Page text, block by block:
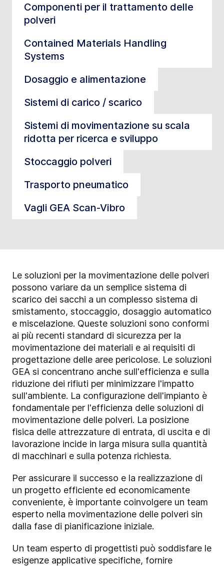
Componenti per il trattamento delle
polveri
Contained Materials Handling
Systems
Dosaggio e alimentazione
Sistemi di carico / scarico
Sistemi di movimentazione su scala
ridotta per ricerca e sviluppo
Stoccaggio polveri
Trasporto pneumatico
Vagli GEA Scan-Vibro
Le soluzioni per la movimentazione delle polveri
possono variare da un semplice sistema di
scarico dei sacchi a un complesso sistema di
smistamento, stoccaggio, dosaggio automatico
e miscelazione. Queste soluzioni sono conformi
ai più recenti standard di sicurezza per la
movimentazione dei materiali e ai requisiti di
progettazione delle aree pericolose. Le soluzioni
GEA si concentrano anche sull'efficienza e sulla
riduzione dei rifiuti per minimizzare l'impatto
sull'ambiente. La configurazione dell'impianto è
fondamentale per l'efficienza delle soluzioni di
movimentazione delle polveri. La posizione
fisica delle attrezzature di entrata, di uscita e di
lavorazione incide in larga misura sulla quantità
di macchinari e sulla potenza richiesta.
Per assicurare il successo e la realizzazione di
un progetto efficiente ed economicamente
conveniente, è importante coinvolgere un team
esperto nella movimentazione delle polveri sin
dalla fase di pianificazione iniziale.
Un team esperto di progettisti può soddisfare le
esigenze applicative specifiche, fornire